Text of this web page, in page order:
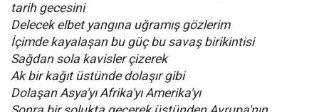
tarih gecesini
Delecek elbet yangına uğramış gözlerim
İçimde kayalaşan bu güç bu savaş birikintisi
Sağdan sola kavisler çizerek
Ak bir kağıt üstünde dolaşır gibi
Dolaşan Asya'yı Afrika'yı Amerika'yı